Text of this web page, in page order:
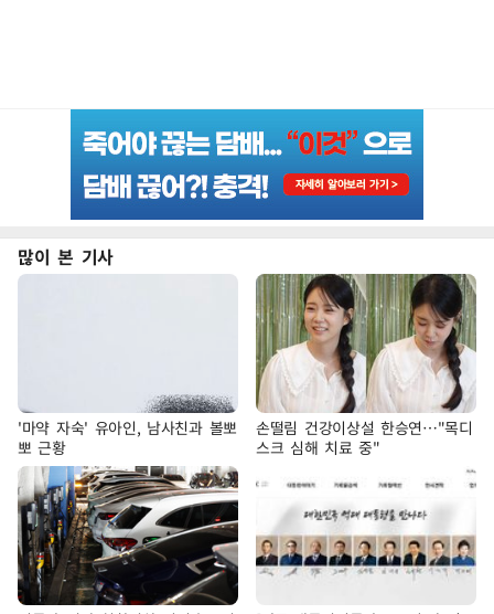
많이 본 기사
'마약 자숙' 유아인, 남사친과 볼뽀
뽀 근황
손떨림 건강이상설 한승연…"목디
스크 심해 치료 중"